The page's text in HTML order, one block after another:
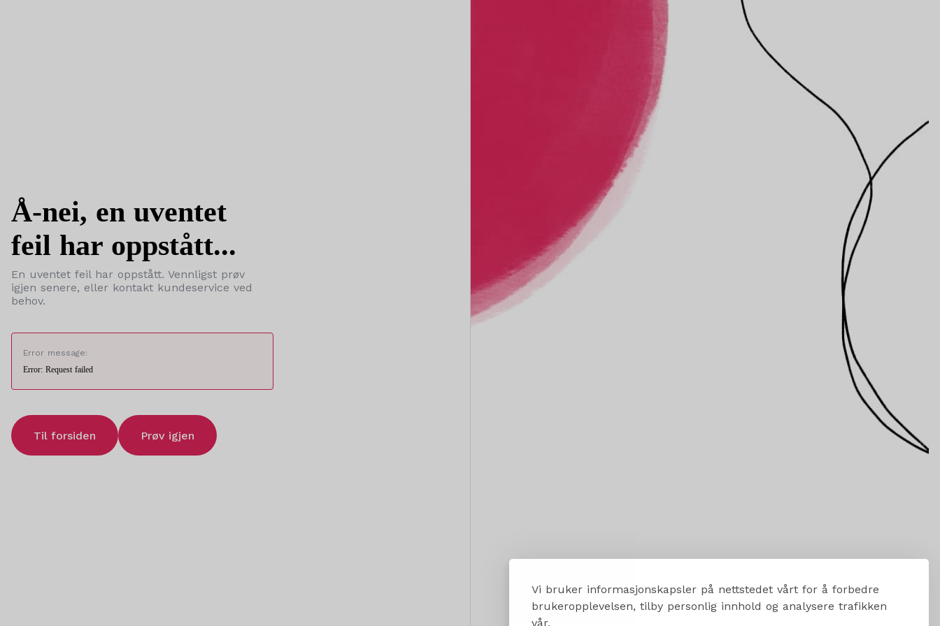
Vi bruker informasjonskapsler på nettstedet vårt for å forbedre
brukeropplevelsen, tilby personlig innhold og analysere trafikken
vår.
Å-nei, en uventet
feil har oppstått...
En uventet feil har oppstått. Vennligst prøv
igjen senere, eller kontakt kundeservice ved
behov.
Error message:
Error: Request failed
Til forsiden Prøv igjen